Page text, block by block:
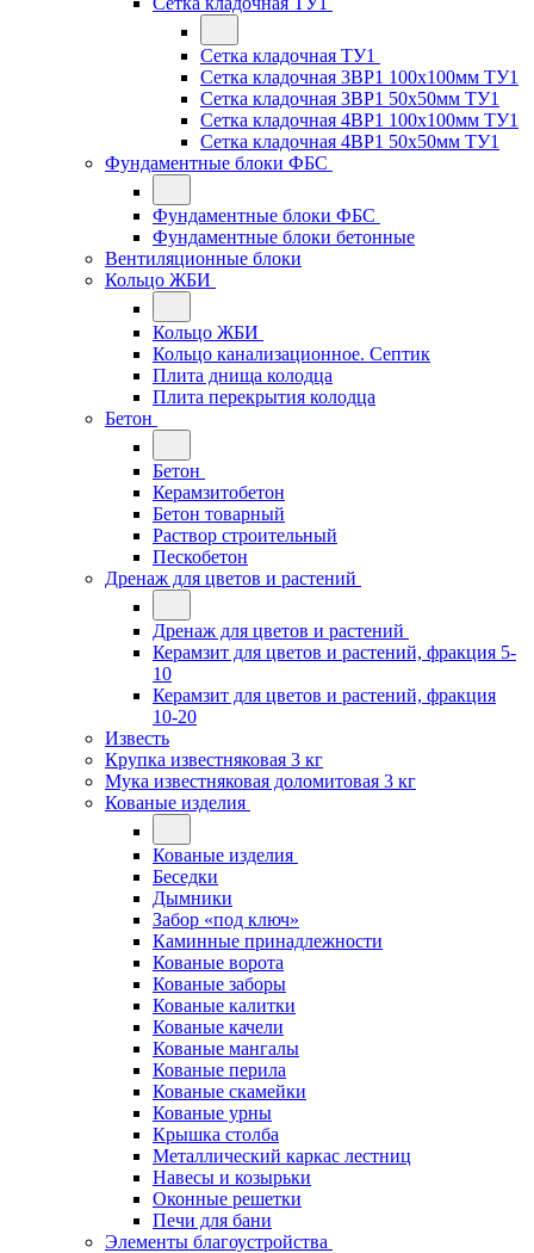
Сетка кладочная ТУ1
Сетка кладочная 3ВР1 100x100мм ТУ1
Сетка кладочная 3ВР1 50x50мм ТУ1
Сетка кладочная 4ВР1 100x100мм ТУ1
Сетка кладочная 4ВР1 50x50мм ТУ1
Фундаментные блоки ФБС
Фундаментные блоки ФБС
Фундаментные блоки бетонные
Вентиляционные блоки
Кольцо ЖБИ
Кольцо ЖБИ
Кольцо канализационное. Септик
Плита днища колодца
Плита перекрытия колодца
Бетон
Бетон
Керамзитобетон
Бетон товарный
Раствор строительный
Пескобетон
Дренаж для цветов и растений
Дренаж для цветов и растений
Керамзит для цветов и растений, фракция 5-
10
Керамзит для цветов и растений, фракция
10-20
Известь
Крупка известняковая 3 кг
Мука известняковая доломитовая 3 кг
Кованые изделия
Кованые изделия
Беседки
Дымники
Забор «под ключ»
Каминные принадлежности
Кованые ворота
Кованые заборы
Кованые калитки
Кованые качели
Кованые мангалы
Кованые перила
Кованые скамейки
Кованые урны
Крышка столба
Металлический каркас лестниц
Навесы и козырьки
Оконные решетки
Печи для бани
Элементы благоустройства